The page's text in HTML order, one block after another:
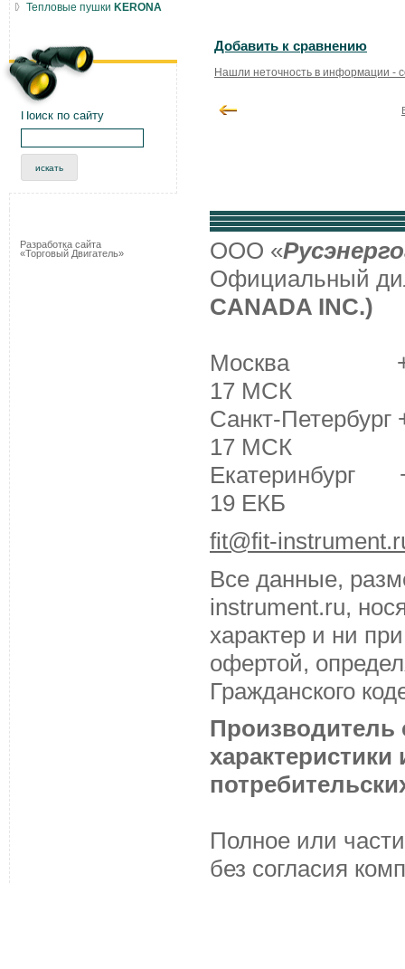
Добавить к сравнению
Нашли неточность в информации -
Тепловые пушки KERONA
Поиск по сайту
Разработка сайта
«Торговый Двигатель»
ООО «
Официальный
CANADA INC.)
Москва +7
17 МСК
Санкт-
17 МСК
Екатеринбург
19 ЕКБ
fit@fit-
Все данные,
instrument.ru,
характер и ни
офертой,
Гражданского
Производитель
Полное или
без согласия